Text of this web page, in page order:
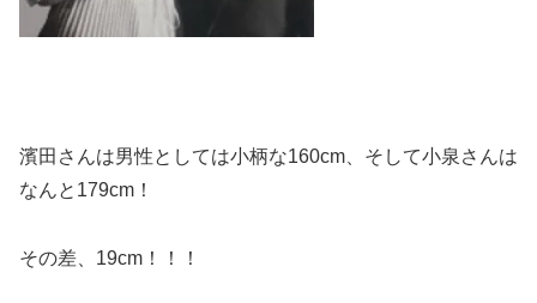
濱田さんは男性としては小柄な160cm、そして小泉さんは
なんと179cm！
その差、19cm！！！